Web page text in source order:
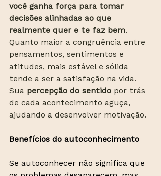
você ganha força para tomar
decisões alinhadas ao que
realmente quer e te faz bem.
Quanto maior a congruência entre
pensamentos, sentimentos e
atitudes, mais estável e sólida
tende a ser a satisfação na vida.
Sua percepção do sentido por trás
de cada acontecimento aguça,
ajudando a desenvolver motivação.
Benefícios do autoconhecimento
Se autoconhecer não significa que